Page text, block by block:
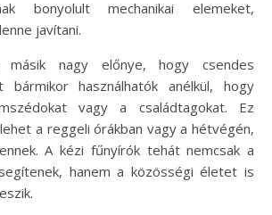
bonyolult mechanikai elemeket,
javítani.
nagy előnye, hogy csendes
bármikor használhatók anélkül, hogy
vagy a családtagokat. Ez
a reggeli órákban vagy a hétvégén,
A kézi fűnyírók tehát nemcsak a
hanem a közösségi életet is